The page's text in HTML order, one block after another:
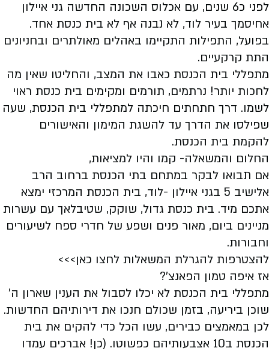
לפני כ6 שנים, עם אכלוס השכונה החדשה גני איילון
אחיסמך בעיר לוד, לא נבנה אף לא בית כנסת אחד.
בפועל, התפילות התקיימו באהלים מאולתרים ובחניונים
התת קרקעיים.
מתפללי בית הכנסת כאבו את המצב, והחליטו שאין מה
לחכות יותר! נרתמים, תורמים ומקימים בית כנסת ראוי
לשמו. דרך חתחתים חיכתה למתפללי בית הכנסת, שעה
שפילסו את הדרך עד להשגת המימון והאישורים
להקמת בית הכנסת.
החלום והמשאלה- קמו והיו למציאות,
אם תבואו לבקר במתחם בתי הכנסת ברחוב הרב
אלישיב 5 בגני איילון -לוד, בית הכנסת המרכזי ימצא
אתכם מיד. בית כנסת גדול, שוקק, שטיבלאך עם עשרות
מניינים ביום, מאור פנים ושפע של חדרי ספח לשיעורים
וחבורות.
להצטרפות להגרלת המשאלות לחצו כאן>>>
אז איפה טמון הפאנצ'?
מתפללי בית הכנסת לא יכלו לסבול את הענין שארון ה'
שוכן ביריעה, בזמן שכולם חנכו את דירותיהם החדשות.
לכן במאמצים כבירים, עשו הכל כדי להקים את בית
הכנסת ב10 אצבעותיהם כפשוטו. (כן! אברכים עמדו